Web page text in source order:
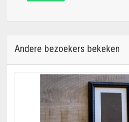
Andere bezoekers bekeken